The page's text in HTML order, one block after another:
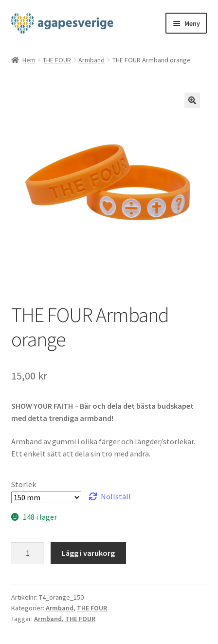
Hoppa
till
Hoppa
till
Meny
Shop
THE FOUR
Hem THE FOUR Armband THE FOUR Armband orange
THE FOUR Armband
orange
15,00 kr
SHOW YOUR FAITH – Bär och dela det bästa budskapet
med detta trendiga armband!
Armband av gummi i olika färger och längder/storlekar.
Ett enkelt sätt att dela sin tro med andra.
Storlek
Nollställ
148 i lager
mängd
Lägg i varukorg
Artikelnr: T4_orange_150
Kategorier: Armband, THE FOUR
Taggar: Armband, THE FOUR